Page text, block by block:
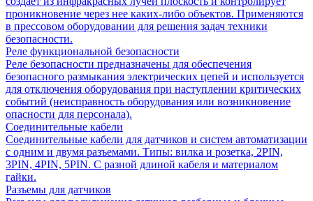
проникновение через нее каких-либо объектов. Применяются
в прессовом оборудовании для решения задач техники
безопасности.
Реле функциональной безопасности
Реле безопасности предназначены для обеспечения
безопасного размыкания электрических цепей и используется
для отключения оборудования при наступлении критических
событий (неисправность оборудования или возникновение
опасности для персонала).
Соединительные кабели
Соединительные кабели для датчиков и систем автоматизации
с одним и двумя разъемами. Типы: вилка и розетка, 2PIN,
3PIN, 4PIN, 5PIN. С разной длиной кабеля и материалом
гайки.
Разъемы для датчиков